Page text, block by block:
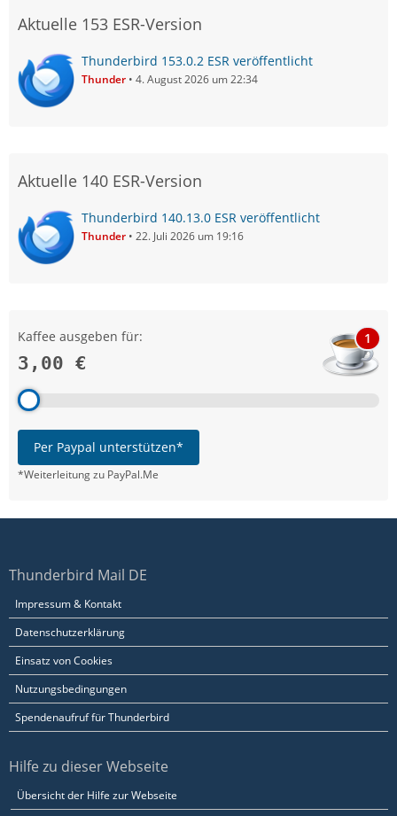
Aktuelle 153 ESR-Version
Thunderbird 153.0.2 ESR veröffentlicht
Thunder 4. August 2026 um 22:34
Aktuelle 140 ESR-Version
Thunderbird 140.13.0 ESR veröffentlicht
Thunder 22. Juli 2026 um 19:16
Kaffee ausgeben für:
3,00 €
1
Per Paypal unterstützen*
*Weiterleitung zu PayPal.Me
Thunderbird Mail DE
Impressum & Kontakt
Datenschutzerklärung
Einsatz von Cookies
Nutzungsbedingungen
Spendenaufruf für Thunderbird
Hilfe zu dieser Webseite
Übersicht der Hilfe zur Webseite